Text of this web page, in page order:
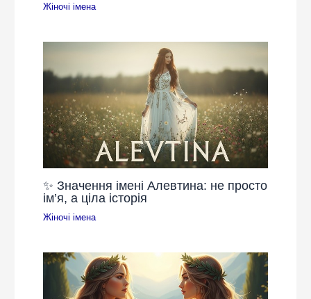
Жіночі імена
✨ Значення імені Алевтина: не просто
ім’я, а ціла історія
Жіночі імена